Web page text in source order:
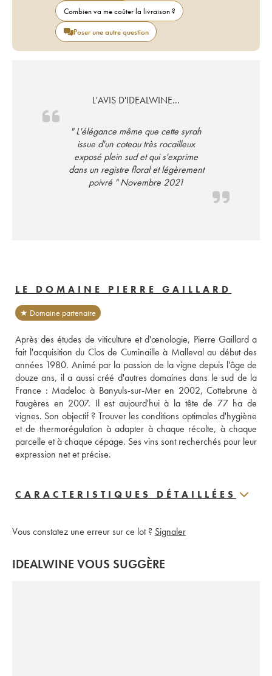
Combien va me coûter la livraison ?
Poser une autre question
L'AVIS D'IDEALWINE...
" L'élégance même que cette syrah
issue d'un coteau très rocailleux
exposé plein sud et qui s'exprime
dans un registre floral et légèrement
poivré " Novembre 2021
LE DOMAINE PIERRE GAILLARD
★ Domaine partenaire
Après des études de viticulture et d'œnologie, Pierre Gaillard a
fait l'acquisition du Clos de Cuminaille à Malleval au début des
années 1980. Animé par la passion de la vigne depuis l'âge de
douze ans, il a aussi créé d'autres domaines dans le sud de la
France : Madeloc à Banyuls-sur-Mer en 2002, Cottebrune à
Faugères en 2007. Il est aujourd'hui à la tête de 77 ha de
vignes. Son objectif ? Trouver les conditions optimales d'hygiène
et de thermorégulation à adapter à chaque récolte, à chaque
parcelle et à chaque cépage. Ses vins sont recherchés pour leur
expression net et précise.
CARACTERISTIQUES DÉTAILLÉES
Vous constatez une erreur sur ce lot ? Signaler
IDEALWINE VOUS SUGGÈRE